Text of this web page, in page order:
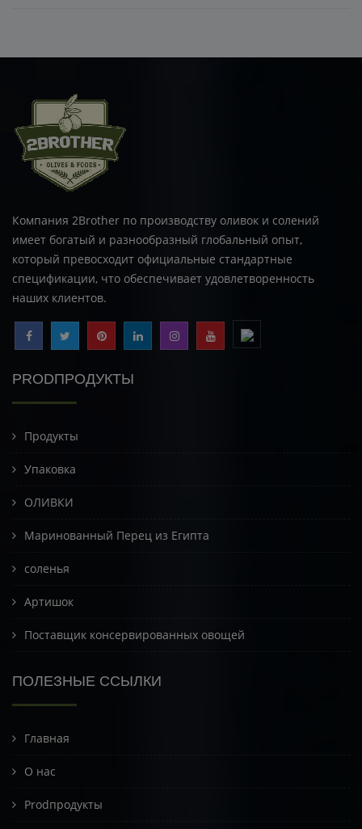
Компания 2Brother по производству оливок и солений
имеет богатый и разнообразный глобальный опыт,
который превосходит официальные стандартные
спецификации, что обеспечивает удовлетворенность
наших клиентов.
PRODПРОДУКТЫ
Продукты
Упаковка
ОЛИВКИ
Маринованный Перец из Египта
соленья
Артишок
Поставщик консервированных овощей
ПОЛЕЗНЫЕ ССЫЛКИ
Главная
О нас
Prodпродукты